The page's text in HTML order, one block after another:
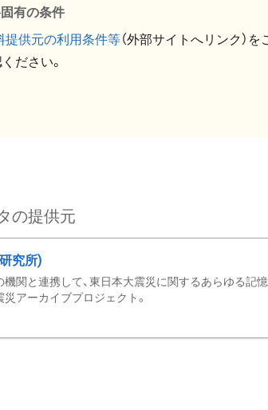
有の条件
提供元の利用条件等（外部サイトへリンク）を
ださい。
の提供元
究所)
関と連携して、東日本大震災に関するあらゆる記憶
アーカイブプロジェクト。